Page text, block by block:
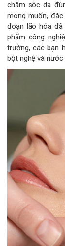
chăm sóc da
mong muốn,
đoạn lão hóa đã
phẩm công
trường, các bạn
bột nghệ và